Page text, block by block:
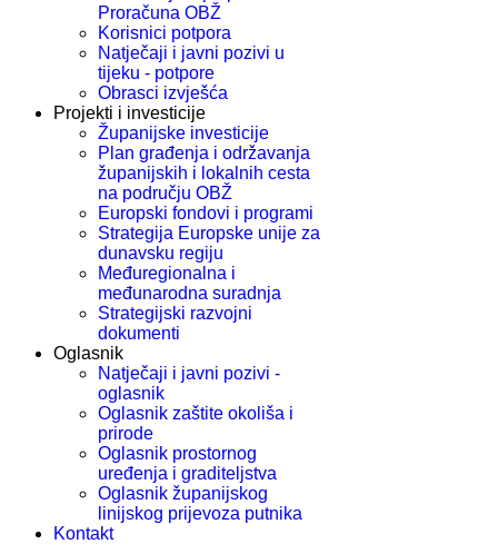
Proračuna OBŽ
Korisnici potpora
Natječaji i javni pozivi u
tijeku - potpore
Obrasci izvješća
Projekti i investicije
Županijske investicije
Plan građenja i održavanja
županijskih i lokalnih cesta
na području OBŽ
Europski fondovi i programi
Strategija Europske unije za
dunavsku regiju
Međuregionalna i
međunarodna suradnja
Strategijski razvojni
dokumenti
Oglasnik
Natječaji i javni pozivi -
oglasnik
Oglasnik zaštite okoliša i
prirode
Oglasnik prostornog
uređenja i graditeljstva
Oglasnik županijskog
linijskog prijevoza putnika
Kontakt